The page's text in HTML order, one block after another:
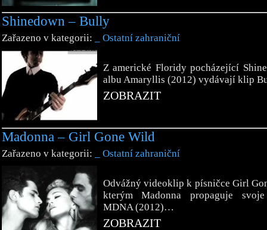
Shinedown – Bully
Zařazeno v kategorii: _ Ostatní zahraniční
Z americké Floridy pocházející
albu Amaryllis (2012) vydávají klip
ZOBRAZIT
Madonna – Girl Gone Wild
Zařazeno v kategorii: _ Ostatní zahraniční
Odvážný videoklip k písničce Girl
kterým Madonna propaguje
MDNA (2012)…
ZOBRAZIT